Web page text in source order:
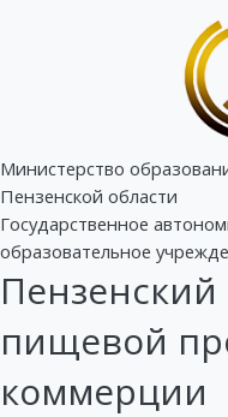
Министерство
Пензенской области
Государственное
образовательное
пищевой
коммерции